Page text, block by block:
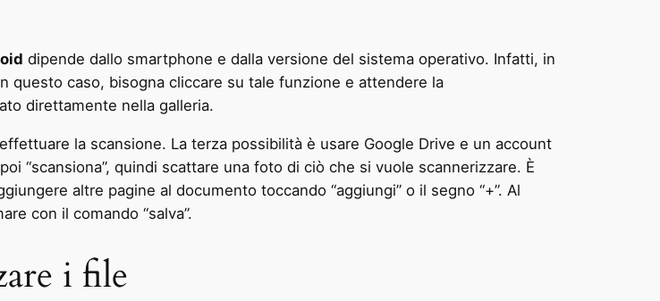
dipende dallo smartphone e dalla versione del sistema operativo. Infatti, in
questo caso, bisogna cliccare su tale funzione e attendere la
direttamente nella galleria.
la scansione. La terza possibilità è usare Google Drive e un account
“scansiona”, quindi scattare una foto di ciò che si vuole scannerizzare. È
altre pagine al documento toccando “aggiungi” o il segno “+”. Al
con il comando “salva”.
i file